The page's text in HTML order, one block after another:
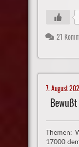
21
7. August
Themen:
17000